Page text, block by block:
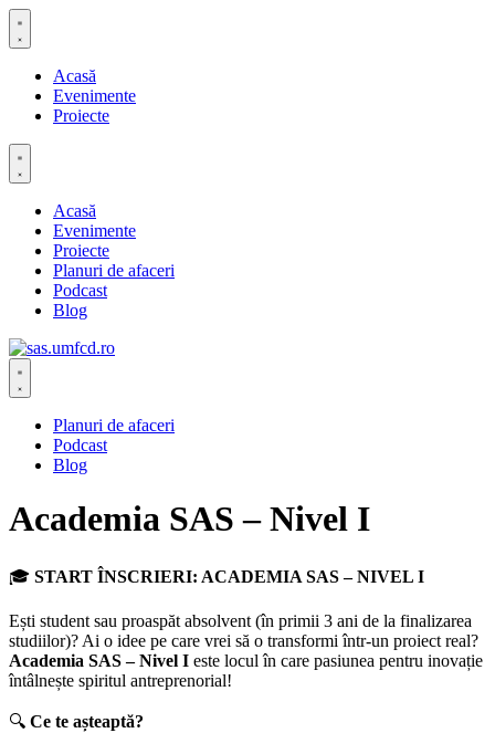
Acasă
Evenimente
Proiecte
Acasă
Evenimente
Proiecte
Planuri de afaceri
Podcast
Blog
Planuri de afaceri
Podcast
Blog
Academia SAS – Nivel I
🎓 START ÎNSCRIERI: ACADEMIA SAS – NIVEL I
Ești student sau proaspăt absolvent (în primii 3 ani de la finalizarea
studiilor)? Ai o idee pe care vrei să o transformi într-un proiect real?
Academia SAS – Nivel I este locul în care pasiunea pentru inovație
întâlnește spiritul antreprenorial!
🔍 Ce te așteaptă?